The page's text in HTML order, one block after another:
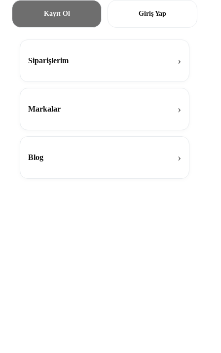
Kayıt Ol Giriş Yap
Siparişlerim
Markalar
Blog